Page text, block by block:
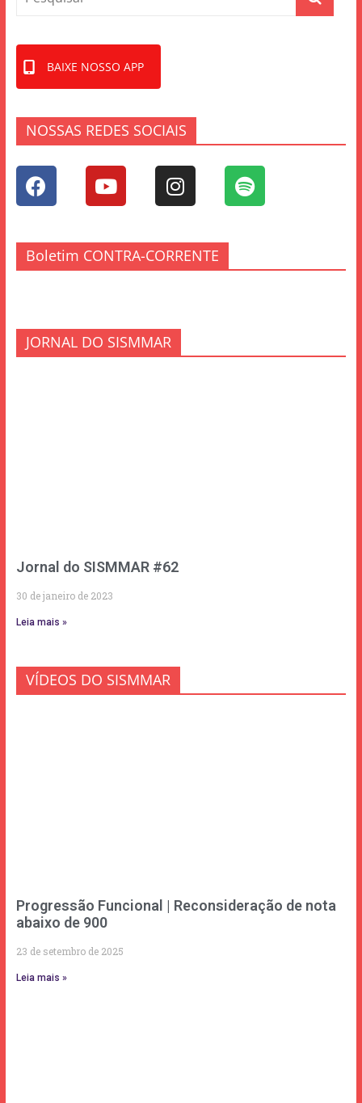
BAIXE NOSSO APP
NOSSAS REDES SOCIAIS
Boletim CONTRA-CORRENTE
JORNAL DO SISMMAR
Jornal do SISMMAR #62
30 de janeiro de 2023
Leia mais »
VÍDEOS DO SISMMAR
Progressão Funcional | Reconsideração de nota
abaixo de 900
23 de setembro de 2025
Leia mais »